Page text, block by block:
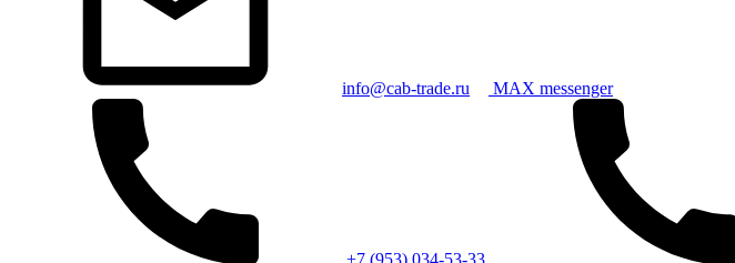
info@cab-trade.ru MAX messenger
+7 (953) 034-53-33